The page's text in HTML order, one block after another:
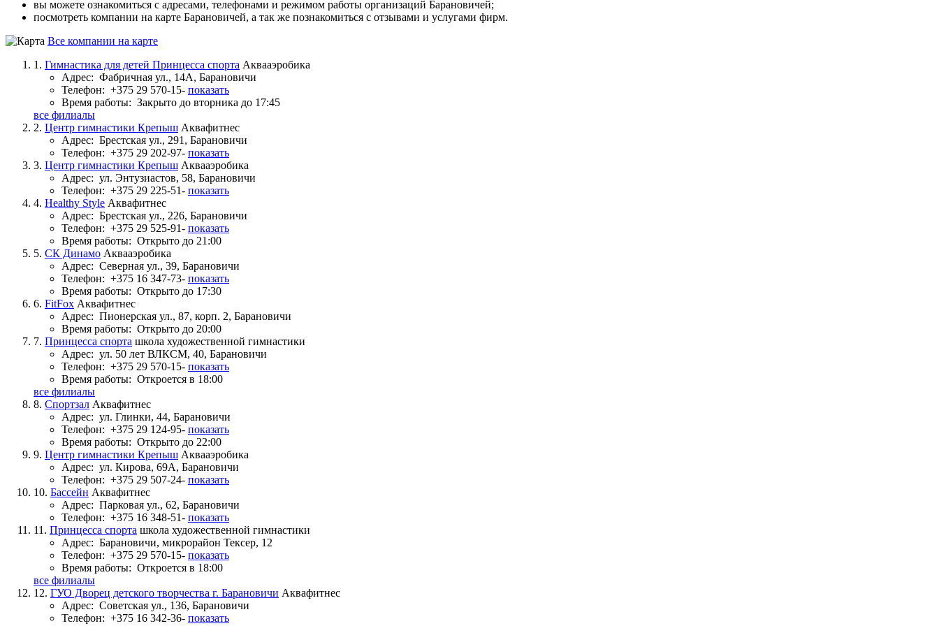
вы можете ознакомиться с адресами, телефонами и режимом работы организаций Барановичей;
посмотреть компании на карте Барановичей, а так же познакомиться с отзывами и услугами фирм.
Все компании на карте
1. Гимнастика для детей Принцесса спорта Аквааэробика
Адрес: Фабричная ул., 14А, Барановичи
Телефон: +375 29 570-15- показать
Время работы: Закрыто до вторника до 17:45
все филиалы
2. Центр гимнастики Крепыш Аквафитнес
Адрес: Брестская ул., 291, Барановичи
Телефон: +375 29 202-97- показать
3. Центр гимнастики Крепыш Аквааэробика
Адрес: ул. Энтузиастов, 58, Барановичи
Телефон: +375 29 225-51- показать
4. Healthy Style Аквафитнес
Адрес: Брестская ул., 226, Барановичи
Телефон: +375 29 525-91- показать
Время работы: Открыто до 21:00
5. СК Динамо Аквааэробика
Адрес: Северная ул., 39, Барановичи
Телефон: +375 16 347-73- показать
Время работы: Открыто до 17:30
6. FitFox Аквафитнес
Адрес: Пионерская ул., 87, корп. 2, Барановичи
Время работы: Открыто до 20:00
7. Принцесса спорта школа художественной гимнастики
Адрес: ул. 50 лет ВЛКСМ, 40, Барановичи
Телефон: +375 29 570-15- показать
Время работы: Откроется в 18:00
все филиалы
8. Спортзал Аквафитнес
Адрес: ул. Глинки, 44, Барановичи
Телефон: +375 29 124-95- показать
Время работы: Открыто до 22:00
9. Центр гимнастики Крепыш Аквааэробика
Адрес: ул. Кирова, 69А, Барановичи
Телефон: +375 29 507-24- показать
10. Бассейн Аквафитнес
Адрес: Парковая ул., 62, Барановичи
Телефон: +375 16 348-51- показать
11. Принцесса спорта школа художественной гимнастики
Адрес: Барановичи, микрорайон Тексер, 12
Телефон: +375 29 570-15- показать
Время работы: Откроется в 18:00
все филиалы
12. ГУО Дворец детского творчества г. Барановичи Аквафитнес
Адрес: Советская ул., 136, Барановичи
Телефон: +375 16 342-36- показать